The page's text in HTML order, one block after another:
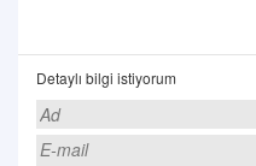
Detaylı bilgi istiyorum